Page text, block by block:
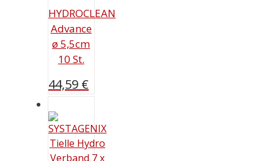
HYDROCLEAN
Advance
ø 5,5cm
10 St.
44,59 €